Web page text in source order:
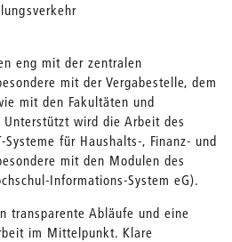
eng mit der zentralen
mit der Vergabestelle, dem
mit den Fakultäten und
Unterstützt wird die Arbeit des
für Haushalts-, Finanz- und
mit den Modulen des
Informations-System eG).
transparente Abläufe und eine
im Mittelpunkt. Klare